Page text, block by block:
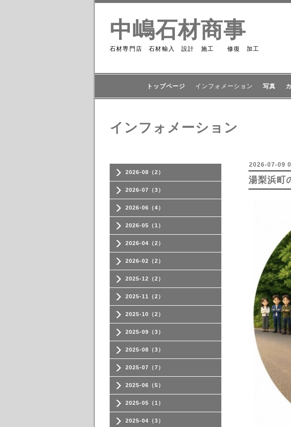
中嶋石材商事
石材専門店 石材輸入 設計 施工 修復 加工
トップページ インフォメーション 写真
2026-08（2）
2026-07（3）
2026-06（4）
2026-05（1）
2026-04（2）
2026-02（2）
2025-12（2）
2025-11（2）
2025-10（2）
2025-09（3）
2025-08（3）
2025-07（7）
2025-06（5）
2025-05（1）
2025-04（3）
インフォメーション
2026-07-09
湯梨浜町